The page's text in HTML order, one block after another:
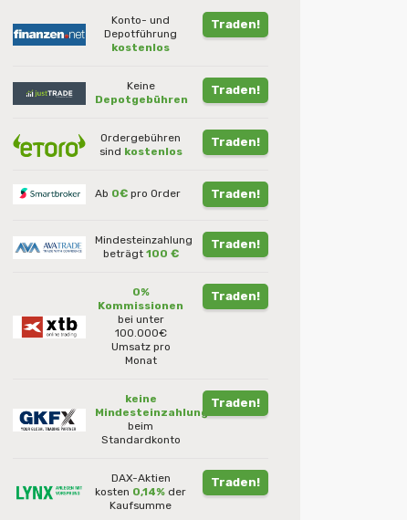
Konto- und
Depotführung
kostenlos
Traden!
Keine
Depotgebühren
Traden!
Ordergebühren
sind kostenlos
Traden!
Ab 0€ pro Order Traden!
Mindesteinzahlung
beträgt 100 €
Traden!
0%
Kommissionen
bei unter
100.000€
Umsatz pro
Monat
Traden!
keine
Mindesteinzahlung
beim
Standardkonto
Traden!
DAX-Aktien
kosten 0,14% der
Kaufsumme
Traden!